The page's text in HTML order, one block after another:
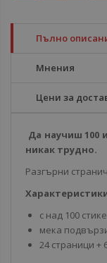
Пълно
Мнения
Цени за
Да научиш 100
никак трудно.
Разгърни
с над 100
мека
24 страници +